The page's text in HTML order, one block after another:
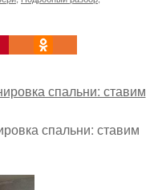
спальни: ставим